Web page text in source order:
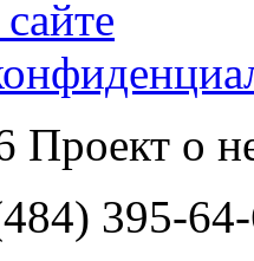
о
395-